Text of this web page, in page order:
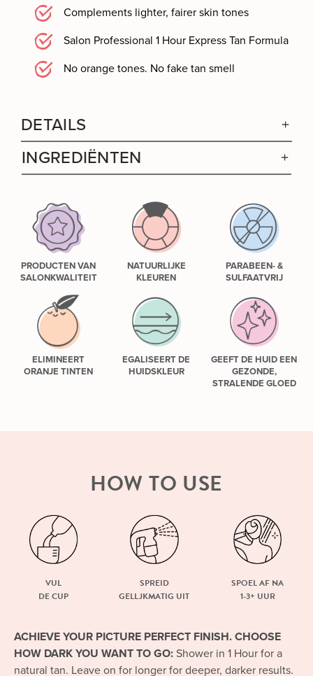
Complements lighter, fairer skin tones
Salon Professional 1 Hour Express Tan Formula
No orange tones. No fake tan smell
DETAILS
INGREDIËNTEN
PRODUCTEN VAN
SALONKWALITEIT
NATUURLIJKE
KLEUREN
PARABEEN- &
SULFAATVRIJ
ELIMINEERT
ORANJE TINTEN
EGALISEERT DE
HUIDSKLEUR
GEEFT DE HUID EEN
GEZONDE,
STRALENDE GLOED
HOW TO USE
VUL
DE CUP
SPREID
GELLJKMATIG UIT
SPOEL AF NA
1-3+ UUR
ACHIEVE YOUR PICTURE PERFECT FINISH. CHOOSE
HOW DARK YOU WANT TO GO:Shower in 1 Hour for a
natural tan. Leave on for longer for deeper, darker results.